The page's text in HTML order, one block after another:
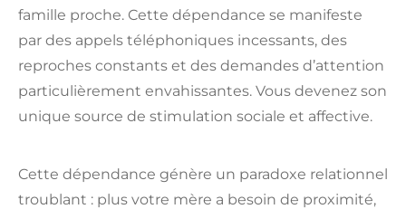
famille proche. Cette dépendance se manifeste
par des appels téléphoniques incessants, des
reproches constants et des demandes d’attention
particulièrement envahissantes. Vous devenez son
unique source de stimulation sociale et affective.
Cette dépendance génère un paradoxe relationnel
troublant : plus votre mère a besoin de proximité,